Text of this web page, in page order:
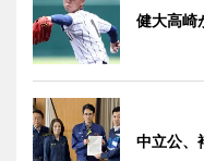
健大高
中立公、